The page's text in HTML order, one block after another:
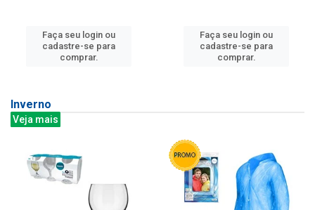
Faça seu login ou
cadastre-se para
comprar.
Faça seu login ou
cadastre-se para
comprar.
Inverno
Veja mais